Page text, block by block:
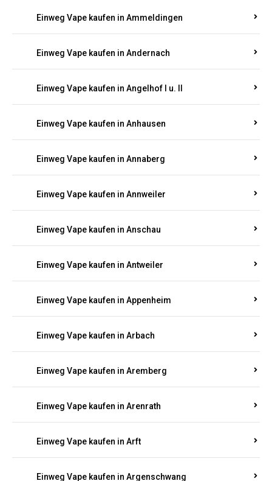
Einweg Vape kaufen in Ammeldingen
Einweg Vape kaufen in Andernach
Einweg Vape kaufen in Angelhof I u. II
Einweg Vape kaufen in Anhausen
Einweg Vape kaufen in Annaberg
Einweg Vape kaufen in Annweiler
Einweg Vape kaufen in Anschau
Einweg Vape kaufen in Antweiler
Einweg Vape kaufen in Appenheim
Einweg Vape kaufen in Arbach
Einweg Vape kaufen in Aremberg
Einweg Vape kaufen in Arenrath
Einweg Vape kaufen in Arft
Einweg Vape kaufen in Argenschwang